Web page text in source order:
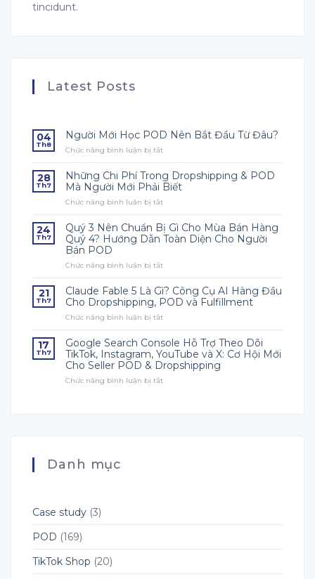
tincidunt.
Latest Posts
04
Th8
Người Mới Học POD Nên Bắt Đầu Từ Đâu?
Chức năng bình luận bị tắt
Mới
Học
POD
Đầu
Từ
28
Th7
Những Chi Phí Trong Dropshipping & POD
Mà Người Mới Phải Biết
Chức năng bình luận bị tắt
Chi
Phí
Trong
Mà
Người
Mới
24
Th7
Quý 3 Nên Chuẩn Bị Gì Cho Mùa Bán Hàng
Quý 4? Hướng Dẫn Toàn Diện Cho Người
Bán POD
Chức năng bình luận bị tắt
3
Nên
Chuẩn
Cho
Mùa
Hàng
21
Th7
Claude Fable 5 Là Gì? Công Cụ AI Hàng Đầu
Cho Dropshipping, POD và Fulfillment
Chức năng bình luận bị tắt
Fable
Là
Gì?
17
Th7
Google Search Console Hỗ Trợ Theo Dõi
TikTok, Instagram, YouTube và X: Cơ Hội Mới
Cho Seller POD & Dropshipping
Chức năng bình luận bị tắt
Danh mục
Case study (3)
POD (169)
TikTok Shop (20)